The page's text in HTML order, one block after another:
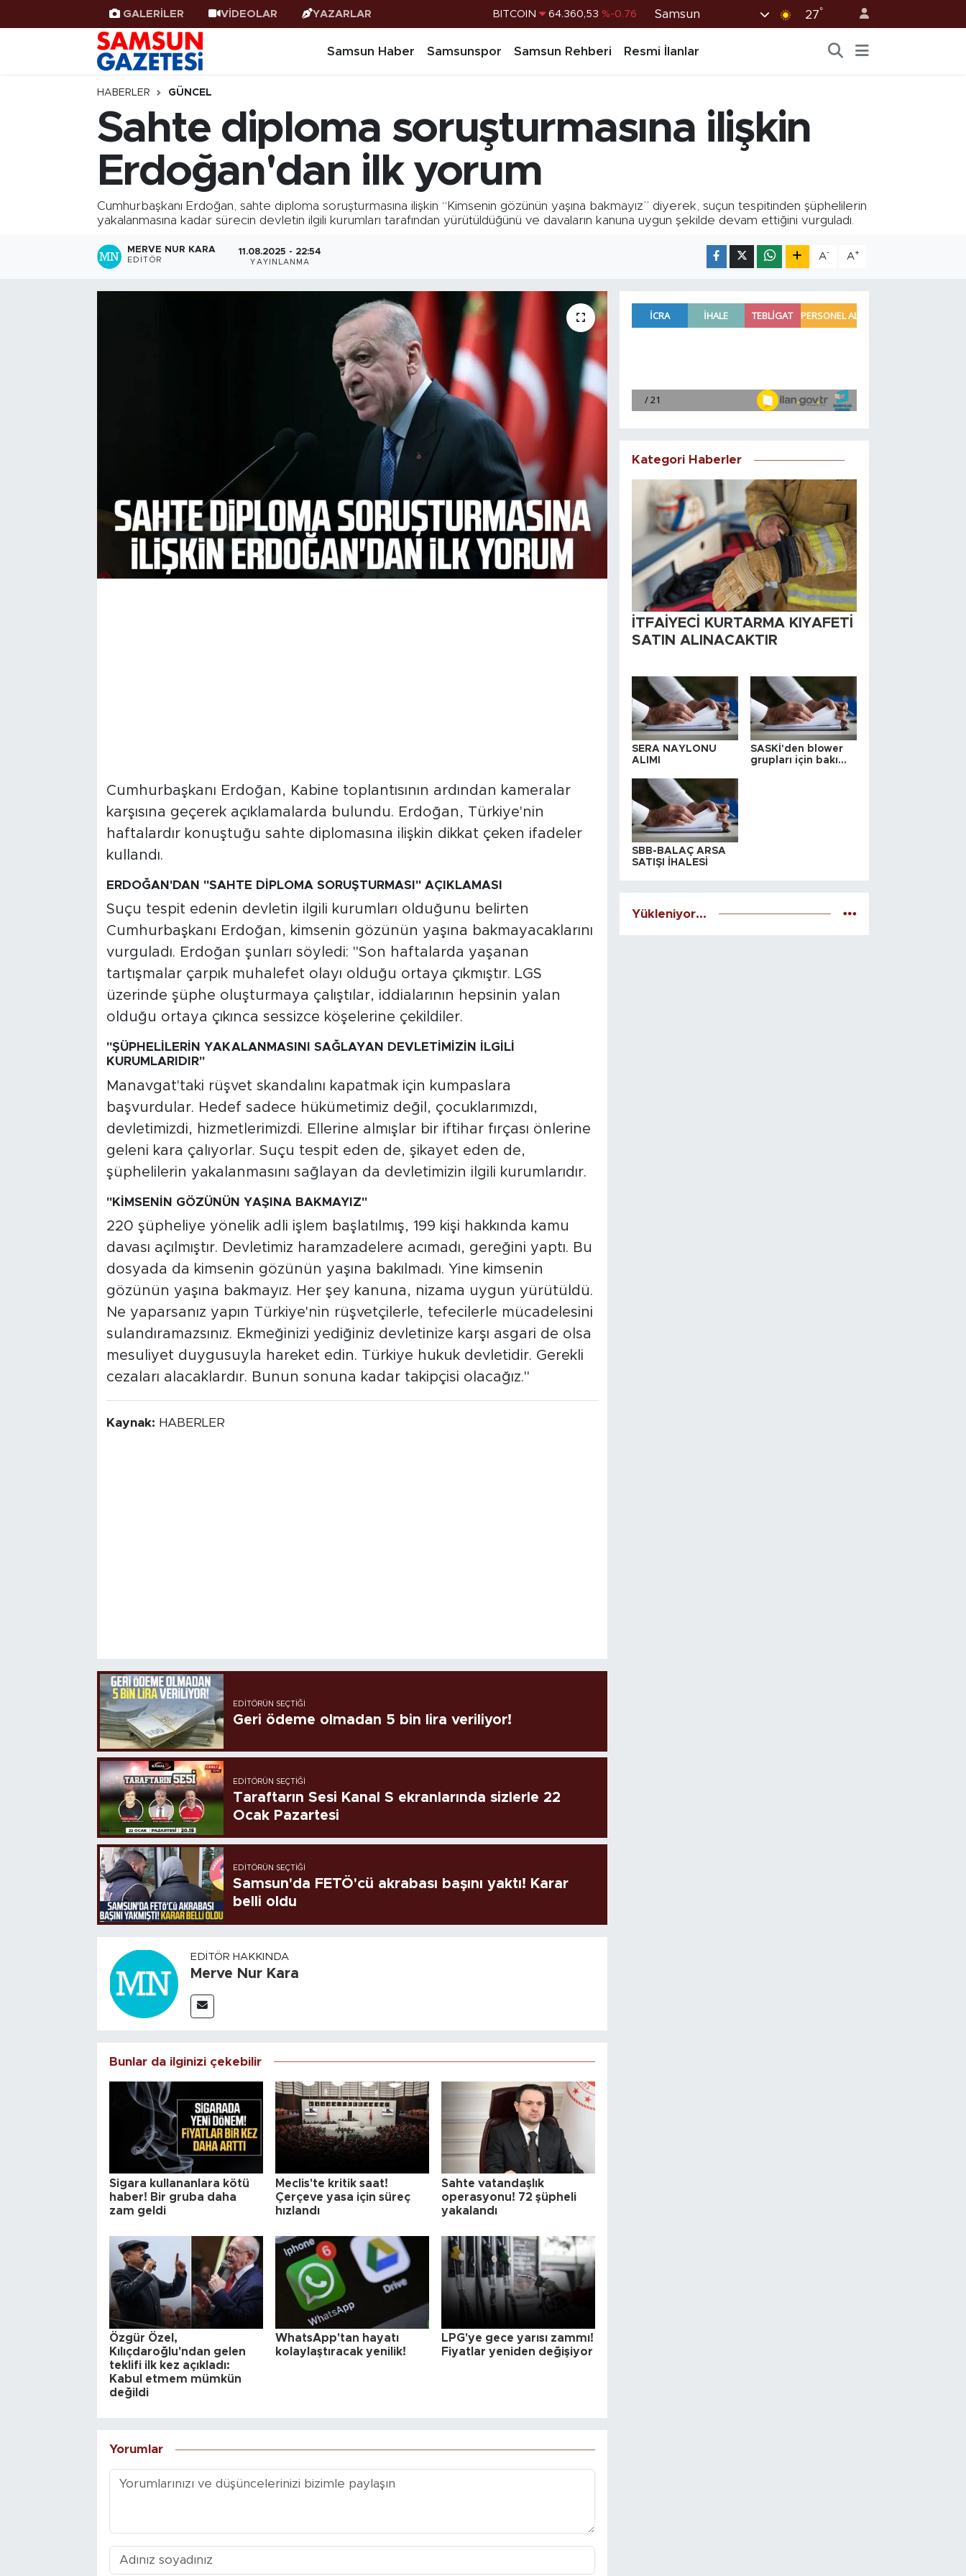
GALERİLER VİDEOLAR YAZARLAR DOLAR 47,7069 %0.17
BİST100 13.887 %64
BITCOIN 64.360,53 %-0.76
Samsun 27°
Samsun Haber Samsunspor Samsun Rehberi Resmi İlanlar
HABERLER GÜNCEL
Sahte diploma soruşturmasına ilişkin
Erdoğan'dan ilk yorum
Cumhurbaşkanı Erdoğan, sahte diploma soruşturmasına ilişkin “Kimsenin gözünün yaşına bakmayız” diyerek, suçun tespitinden şüphelilerin
yakalanmasına kadar sürecin devletin ilgili kurumları tarafından yürütüldüğünü ve davaların kanuna uygun şekilde devam ettiğini vurguladı.
MERVE NUR KARA
EDITÖR
11.08.2025 - 22:54
YAYINLANMA
A- A+
Cumhurbaşkanı Erdoğan, Kabine toplantısının ardından kameralar
karşısına geçerek açıklamalarda bulundu. Erdoğan, Türkiye'nin
haftalardır konuştuğu sahte diplomasına ilişkin dikkat çeken ifadeler
kullandı.
ERDOĞAN'DAN "SAHTE DİPLOMA SORUŞTURMASI" AÇIKLAMASI
Suçu tespit edenin devletin ilgili kurumları olduğunu belirten
Cumhurbaşkanı Erdoğan, kimsenin gözünün yaşına bakmayacaklarını
vurguladı. Erdoğan şunları söyledi: "Son haftalarda yaşanan
tartışmalar çarpık muhalefet olayı olduğu ortaya çıkmıştır. LGS
üzerinde şüphe oluşturmaya çalıştılar, iddialarının hepsinin yalan
olduğu ortaya çıkınca sessizce köşelerine çekildiler.
"ŞÜPHELİLERİN YAKALANMASINI SAĞLAYAN DEVLETİMİZİN İLGİLİ
KURUMLARIDIR"
Manavgat'taki rüşvet skandalını kapatmak için kumpaslara
başvurdular. Hedef sadece hükümetimiz değil, çocuklarımızdı,
devletimizdi, hizmetlerimizdi. Ellerine almışlar bir iftihar fırçası önlerine
geleni kara çalıyorlar. Suçu tespit eden de, şikayet eden de,
şüphelilerin yakalanmasını sağlayan da devletimizin ilgili kurumlarıdır.
"KİMSENİN GÖZÜNÜN YAŞINA BAKMAYIZ"
220 şüpheliye yönelik adli işlem başlatılmış, 199 kişi hakkında kamu
davası açılmıştır. Devletimiz haramzadelere acımadı, gereğini yaptı. Bu
dosyada da kimsenin gözünün yaşına bakılmadı. Yine kimsenin
gözünün yaşına bakmayız. Her şey kanuna, nizama uygun yürütüldü.
Ne yaparsanız yapın Türkiye'nin rüşvetçilerle, tefecilerle mücadelesini
sulandıramazsınız. Ekmeğinizi yediğiniz devletinize karşı asgari de olsa
mesuliyet duygusuyla hareket edin. Türkiye hukuk devletidir. Gerekli
cezaları alacaklardır. Bunun sonuna kadar takipçisi olacağız."
Kaynak: HABERLER
EDITÖRÜN SEÇTIĞI
Geri ödeme olmadan 5 bin lira veriliyor!
EDITÖRÜN SEÇTIĞI
Taraftarın Sesi Kanal S ekranlarında sizlerle 22
Ocak Pazartesi
EDITÖRÜN SEÇTIĞI
Samsun'da FETÖ'cü akrabası başını yaktı! Karar
belli oldu
EDITÖR HAKKINDA
Merve Nur Kara
Bunlar da ilginizi çekebilir
Sigara kullananlara kötü
haber! Bir gruba daha
zam geldi
Meclis'te kritik saat!
Çerçeve yasa için süreç
hızlandı
Sahte vatandaşlık
operasyonu! 72 şüpheli
yakalandı
Özgür Özel,
Kılıçdaroğlu'ndan gelen
teklifi ilk kez açıkladı:
Kabul etmem mümkün
değildi
WhatsApp'tan hayatı
kolaylaştıracak yenilik!
LPG'ye gece yarısı zammı!
Fiyatlar yeniden değişiyor
Yorumlar
Kategori Haberler
İTFAİYECİ KURTARMA KIYAFETİ
SATIN ALINACAKTIR
SERA NAYLONU
ALIMI
SASKİ'den blower
grupları için bakım
SBB-BALAÇ ARSA
SATIŞI İHALESİ
Yükleniyor...
Samsun Haber
Samsunspor
Samsun Rehberi
Resmi İlanlar
Samsun Nöbetçi Eczaneler
Samsun Hava Durumu
SAMSUN Namaz Vakitleri
Samsun Trafik Yoğunluk Haritası
Süper Lig Puan Durumu ve Fikstür